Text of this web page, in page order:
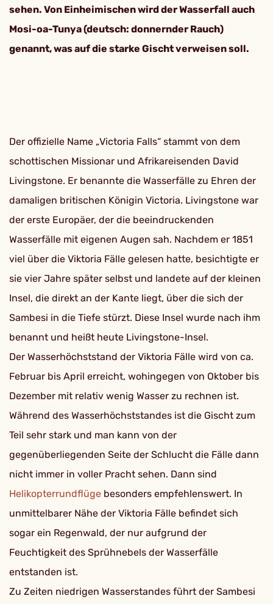
sehen. Von Einheimischen wird der Wasserfall auch
Mosi-oa-Tunya (deutsch: donnernder Rauch)
genannt, was auf die starke Gischt verweisen soll.
Der offizielle Name „Victoria Falls“ stammt von dem
schottischen Missionar und Afrikareisenden David
Livingstone. Er benannte die Wasserfälle zu Ehren der
damaligen britischen Königin Victoria. Livingstone war
der erste Europäer, der die beeindruckenden
Wasserfälle mit eigenen Augen sah. Nachdem er 1851
viel über die Viktoria Fälle gelesen hatte, besichtigte er
sie vier Jahre später selbst und landete auf der kleinen
Insel, die direkt an der Kante liegt, über die sich der
Sambesi in die Tiefe stürzt. Diese Insel wurde nach ihm
benannt und heißt heute Livingstone-Insel.
Der Wasserhöchststand der Viktoria Fälle wird von ca.
Februar bis April erreicht, wohingegen von Oktober bis
Dezember mit relativ wenig Wasser zu rechnen ist.
Während des Wasserhöchststandes ist die Gischt zum
Teil sehr stark und man kann von der
gegenüberliegenden Seite der Schlucht die Fälle dann
nicht immer in voller Pracht sehen. Dann sind
Helikopterrundflüge besonders empfehlenswert. In
unmittelbarer Nähe der Viktoria Fälle befindet sich
sogar ein Regenwald, der nur aufgrund der
Feuchtigkeit des Sprühnebels der Wasserfälle
entstanden ist.
Zu Zeiten niedrigen Wasserstandes führt der Sambesi